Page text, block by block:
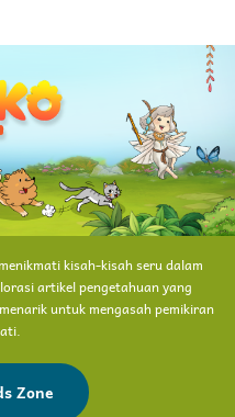
kisah-kisah seru dalam
artikel pengetahuan yang
untuk mengasah pemikiran
Zone